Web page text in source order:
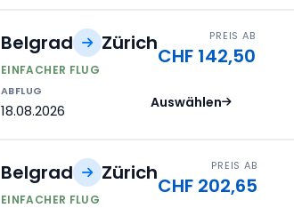
Belgrad Zürich
EINFACHER FLUG
PREIS AB
CHF 142,50
ABFLUG
18.08.2026 Auswählen
Belgrad Zürich
EINFACHER FLUG
PREIS AB
CHF 202,65